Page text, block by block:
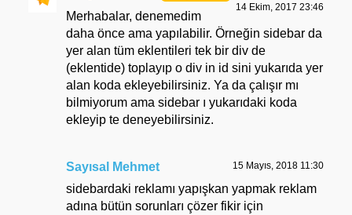
14 Ekim, 2017 23:46
Merhabalar, denemedim
daha önce ama yapılabilir. Örneğin sidebar da
yer alan tüm eklentileri tek bir div de
(eklentide) toplayıp o div in id sini yukarıda yer
alan koda ekleyebilirsiniz. Ya da çalışır mı
bilmiyorum ama sidebar ı yukarıdaki koda
ekleyip te deneyebilirsiniz.
Sayısal Mehmet 15 Mayıs, 2018 11:30
sidebardaki reklamı yapışkan yapmak reklam
adına bütün sorunları çözer fikir için